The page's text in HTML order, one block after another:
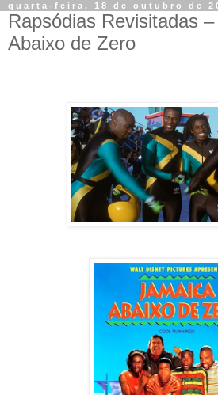
quarta-feira, 18 de outubro de
Rapsódias Revisitadas
Abaixo de Zero